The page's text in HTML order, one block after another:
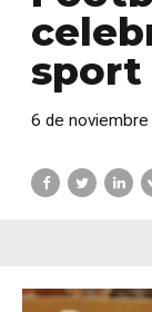
sport
6 de